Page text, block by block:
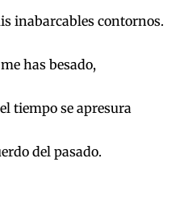
inabarcables contornos.
has besado,
tiempo se apresura
del pasado.